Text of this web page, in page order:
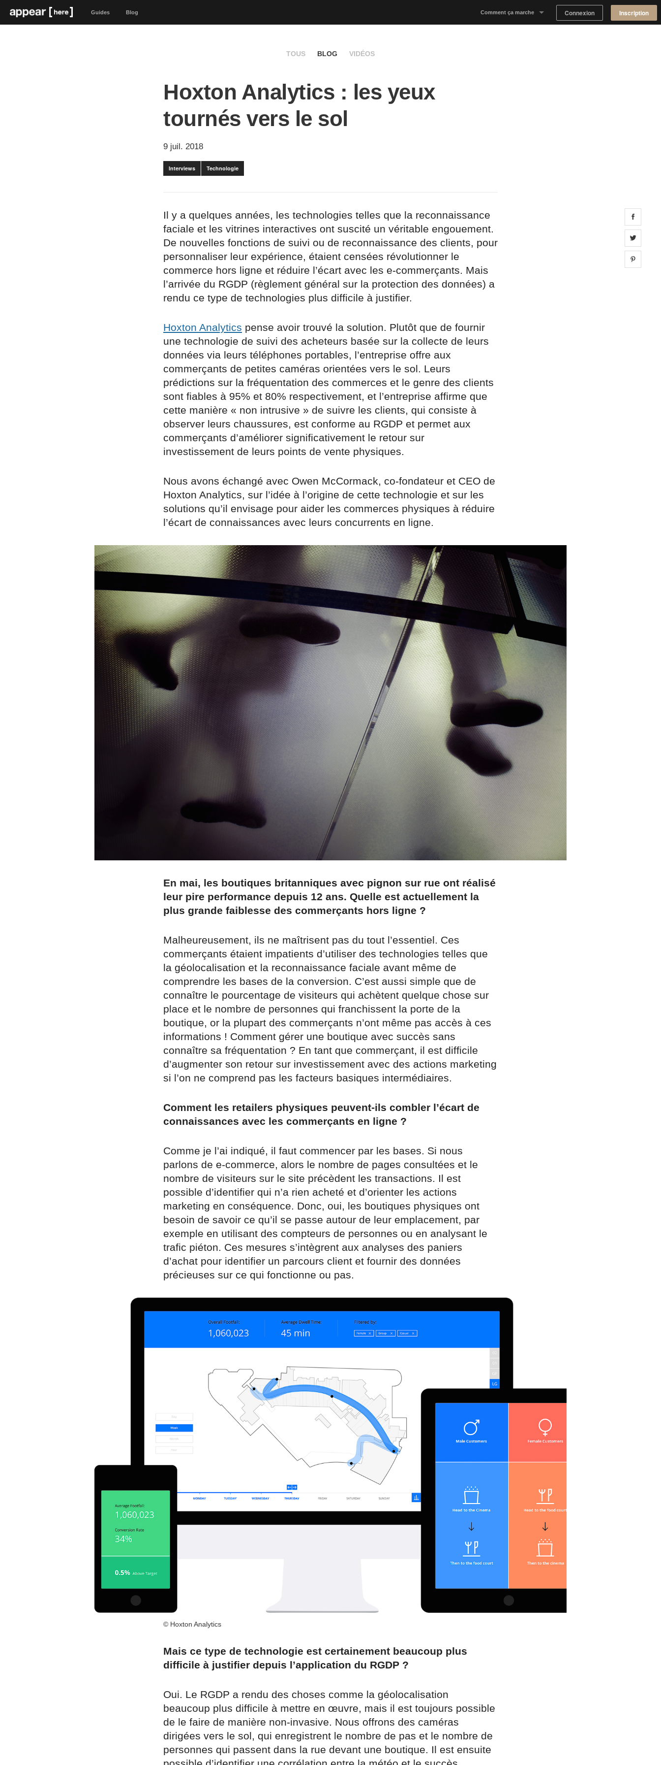
Guides Blog Comment ça marche Connexion Inscription
TOUS BLOG VIDÉOS
Hoxton Analytics : les yeux
tournés vers le sol
9 juil. 2018
Interviews Technologie
Il y a quelques années, les technologies telles que la reconnaissance
faciale et les vitrines interactives ont suscité un véritable engouement.
De nouvelles fonctions de suivi ou de reconnaissance des clients, pour
personnaliser leur expérience, étaient censées révolutionner le
commerce hors ligne et réduire l’écart avec les e-commerçants. Mais
l’arrivée du RGDP (règlement général sur la protection des données) a
rendu ce type de technologies plus difficile à justifier.
Hoxton Analytics pense avoir trouvé la solution. Plutôt que de fournir
une technologie de suivi des acheteurs basée sur la collecte de leurs
données via leurs téléphones portables, l’entreprise offre aux
commerçants de petites caméras orientées vers le sol. Leurs
prédictions sur la fréquentation des commerces et le genre des clients
sont fiables à 95% et 80% respectivement, et l’entreprise affirme que
cette manière « non intrusive » de suivre les clients, qui consiste à
observer leurs chaussures, est conforme au RGDP et permet aux
commerçants d’améliorer significativement le retour sur
investissement de leurs points de vente physiques.
Nous avons échangé avec Owen McCormack, co-fondateur et CEO de
Hoxton Analytics, sur l’idée à l’origine de cette technologie et sur les
solutions qu’il envisage pour aider les commerces physiques à réduire
l’écart de connaissances avec leurs concurrents en ligne.
En mai, les boutiques britanniques avec pignon sur rue ont réalisé
leur pire performance depuis 12 ans. Quelle est actuellement la
plus grande faiblesse des commerçants hors ligne ?
Malheureusement, ils ne maîtrisent pas du tout l’essentiel. Ces
commerçants étaient impatients d’utiliser des technologies telles que
la géolocalisation et la reconnaissance faciale avant même de
comprendre les bases de la conversion. C’est aussi simple que de
connaître le pourcentage de visiteurs qui achètent quelque chose sur
place et le nombre de personnes qui franchissent la porte de la
boutique, or la plupart des commerçants n’ont même pas accès à ces
informations ! Comment gérer une boutique avec succès sans
connaître sa fréquentation ? En tant que commerçant, il est difficile
d’augmenter son retour sur investissement avec des actions marketing
si l’on ne comprend pas les facteurs basiques intermédiaires.
Comment les retailers physiques peuvent-ils combler l’écart de
connaissances avec les commerçants en ligne ?
Comme je l’ai indiqué, il faut commencer par les bases. Si nous
parlons de e-commerce, alors le nombre de pages consultées et le
nombre de visiteurs sur le site précèdent les transactions. Il est
possible d’identifier qui n’a rien acheté et d’orienter les actions
marketing en conséquence. Donc, oui, les boutiques physiques ont
besoin de savoir ce qu’il se passe autour de leur emplacement, par
exemple en utilisant des compteurs de personnes ou en analysant le
trafic piéton. Ces mesures s’intègrent aux analyses des paniers
d’achat pour identifier un parcours client et fournir des données
précieuses sur ce qui fonctionne ou pas.
© Hoxton Analytics
Mais ce type de technologie est certainement beaucoup plus
difficile à justifier depuis l’application du RGDP ?
Oui. Le RGDP a rendu des choses comme la géolocalisation
beaucoup plus difficile à mettre en œuvre, mais il est toujours possible
de le faire de manière non-invasive. Nous offrons des caméras
dirigées vers le sol, qui enregistrent le nombre de pas et le nombre de
personnes qui passent dans la rue devant une boutique. Il est ensuite